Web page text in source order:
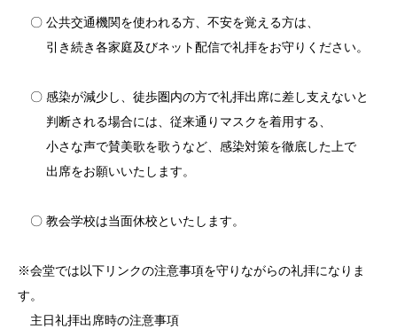
〇 公共交通機関を使われる方、不安を覚える方は、
引き続き各家庭及びネット配信で礼拝をお守りください。
〇 感染が減少し、徒歩圏内の方で礼拝出席に差し支えないと
判断される場合には、従来通りマスクを着用する、
小さな声で賛美歌を歌うなど、感染対策を徹底した上で
出席をお願いいたします。
〇 教会学校は当面休校といたします。
※会堂では以下リンクの注意事項を守りながらの礼拝になりま
す。
主日礼拝出席時の注意事項